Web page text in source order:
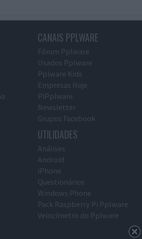
CANAIS PPLWARE
Fórum Pplware
Usados Pplware
Pplware Kids
Empresas Hoje
PiPplware
Newsletter
Grupos Facebook
UTILIDADES
Análises
Android
iPhone
Questionários
Windows Phone
Pack Raspberry Pi Pplware
Velocímetro do Pplware